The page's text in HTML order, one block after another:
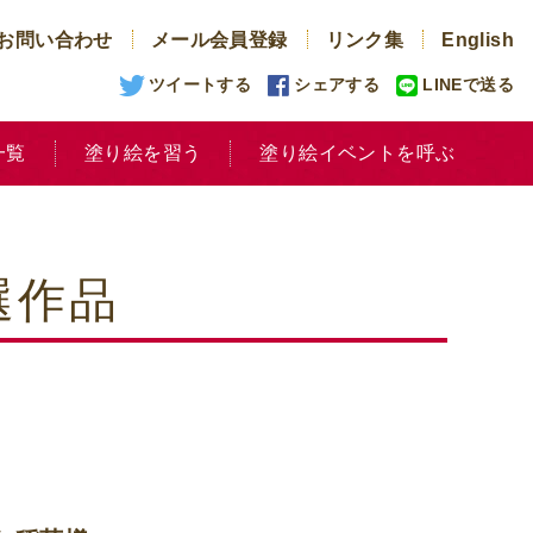
問い合わせ メール会員登録 リンク集 English
ツイートする シェアする LINEで送る
覧 塗り絵を習う 塗り絵イベントを呼ぶ
品